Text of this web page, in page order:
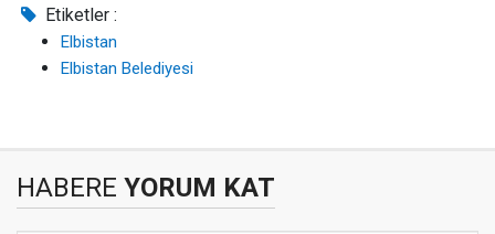
Etiketler :
Elbistan
Elbistan Belediyesi
HABERE YORUM KAT